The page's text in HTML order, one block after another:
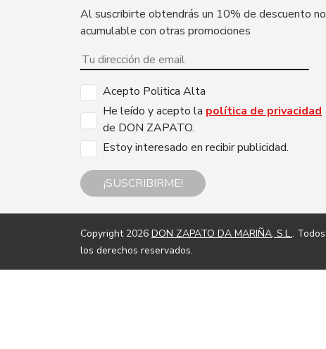
Al suscribirte obtendrás un 10% de descuento no
acumulable con otras promociones
Acepto Politica Alta
He leído y acepto la política de privacidad
de DON ZAPATO.
Estoy interesado en recibir publicidad.
¡SUSCRIBIRME!
Copyright 2026 DON ZAPATO DA MARIÑA, S.L.. Todos
los derechos reservados.